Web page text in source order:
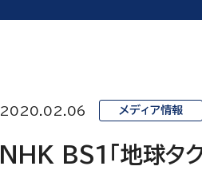
2020.02.06 メディア情報
NHK BS1「地球タ